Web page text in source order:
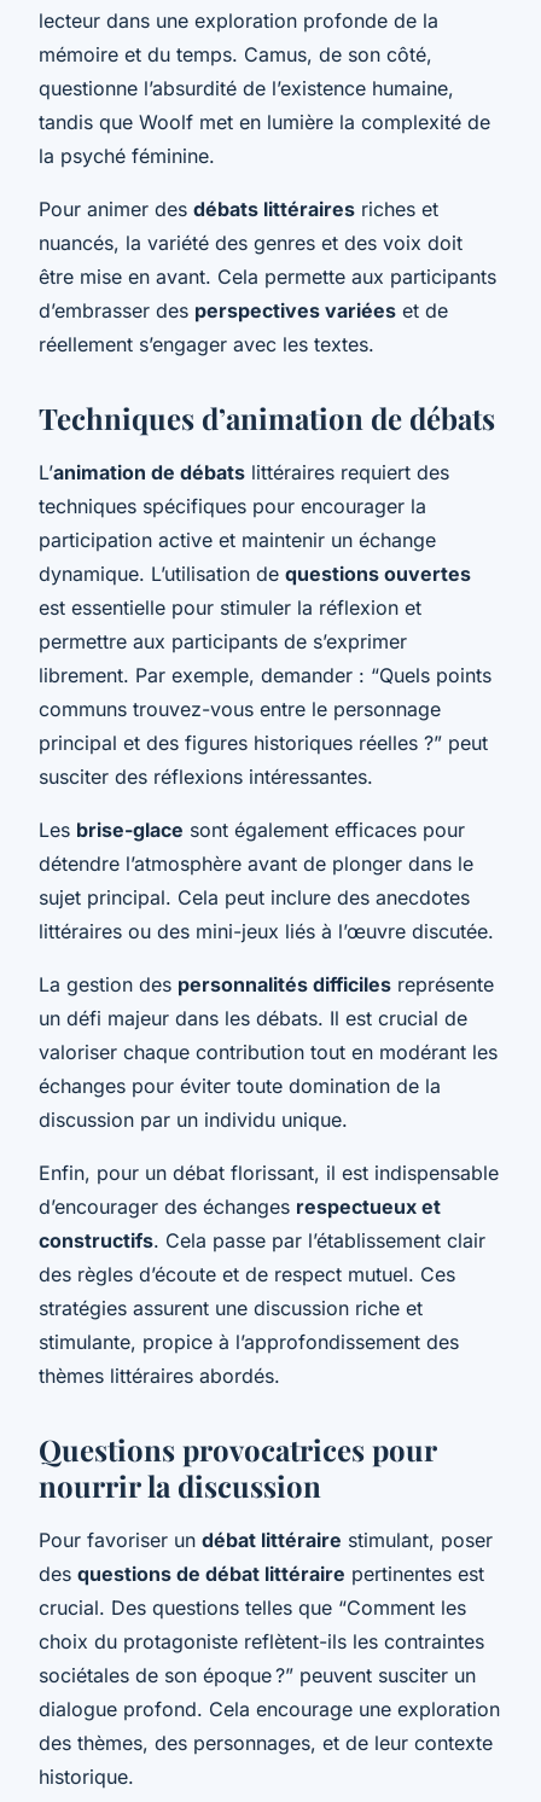
lecteur dans une exploration profonde de la
mémoire et du temps. Camus, de son côté,
questionne l’absurdité de l’existence humaine,
tandis que Woolf met en lumière la complexité de
la psyché féminine.
Pour animer des débats littéraires riches et
nuancés, la variété des genres et des voix doit
être mise en avant. Cela permette aux participants
d’embrasser des perspectives variées et de
réellement s’engager avec les textes.
Techniques d’animation de débats
L’animation de débats littéraires requiert des
techniques spécifiques pour encourager la
participation active et maintenir un échange
dynamique. L’utilisation de questions ouvertes
est essentielle pour stimuler la réflexion et
permettre aux participants de s’exprimer
librement. Par exemple, demander : “Quels points
communs trouvez-vous entre le personnage
principal et des figures historiques réelles ?” peut
susciter des réflexions intéressantes.
Les brise-glace sont également efficaces pour
détendre l’atmosphère avant de plonger dans le
sujet principal. Cela peut inclure des anecdotes
littéraires ou des mini-jeux liés à l’œuvre discutée.
La gestion des personnalités difficiles représente
un défi majeur dans les débats. Il est crucial de
valoriser chaque contribution tout en modérant les
échanges pour éviter toute domination de la
discussion par un individu unique.
Enfin, pour un débat florissant, il est indispensable
d’encourager des échanges respectueux et
constructifs. Cela passe par l’établissement clair
des règles d’écoute et de respect mutuel. Ces
stratégies assurent une discussion riche et
stimulante, propice à l’approfondissement des
thèmes littéraires abordés.
Questions provocatrices pour
nourrir la discussion
Pour favoriser un débat littéraire stimulant, poser
des questions de débat littéraire pertinentes est
crucial. Des questions telles que “Comment les
choix du protagoniste reflètent-ils les contraintes
sociétales de son époque ?” peuvent susciter un
dialogue profond. Cela encourage une exploration
des thèmes, des personnages, et de leur contexte
historique.